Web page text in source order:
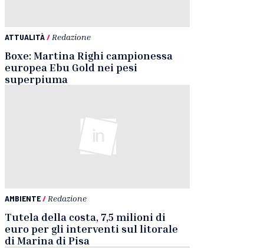
ATTUALITÀ/ Redazione
Boxe: Martina Righi campionessa
europea Ebu Gold nei pesi
superpiuma
AMBIENTE/ Redazione
Tutela della costa, 7,5 milioni di
euro per gli interventi sul litorale
di Marina di Pisa